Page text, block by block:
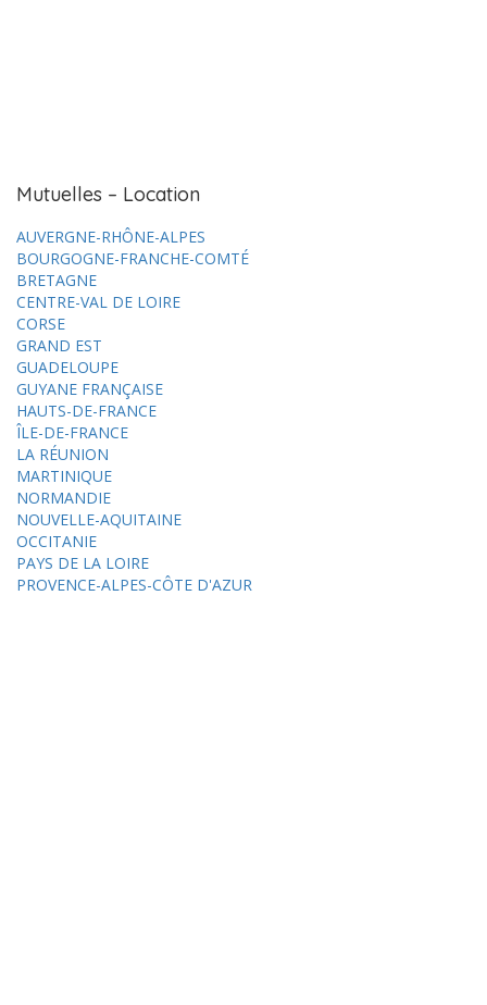
Mutuelles – Location
AUVERGNE-RHÔNE-ALPES
BOURGOGNE-FRANCHE-COMTÉ
BRETAGNE
CENTRE-VAL DE LOIRE
CORSE
GRAND EST
GUADELOUPE
GUYANE FRANÇAISE
HAUTS-DE-FRANCE
ÎLE-DE-FRANCE
LA RÉUNION
MARTINIQUE
NORMANDIE
NOUVELLE-AQUITAINE
OCCITANIE
PAYS DE LA LOIRE
PROVENCE-ALPES-CÔTE D'AZUR